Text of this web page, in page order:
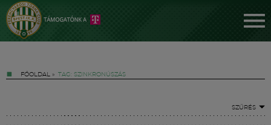
FŐOLDAL » TAG: SZINKRONÚSZÁS
SZŰRÉS